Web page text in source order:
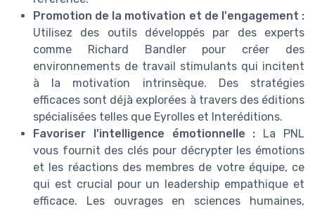
Promotion de la motivation et de l'engagement :
Utilisez des outils développés par des experts
comme Richard Bandler pour créer des
environnements de travail stimulants qui incitent
à la motivation intrinsèque. Des stratégies
efficaces sont déjà explorées à travers des éditions
spécialisées telles que Eyrolles et Interéditions.
Favoriser l'intelligence émotionnelle : La PNL
vous fournit des clés pour décrypter les émotions
et les réactions des membres de votre équipe, ce
qui est crucial pour un leadership empathique et
efficace. Les ouvrages en sciences humaines,